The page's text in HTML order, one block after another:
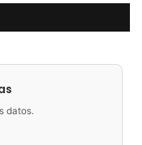
servicio de
datos.